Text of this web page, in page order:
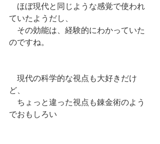
ほぼ現代と同じような感覚で使われ
ていたようだし、
その効能は、経験的にわかっていた
のですね。
現代の科学的な視点も大好きだけ
ど、
ちょっと違った視点も錬金術のよう
でおもしろい